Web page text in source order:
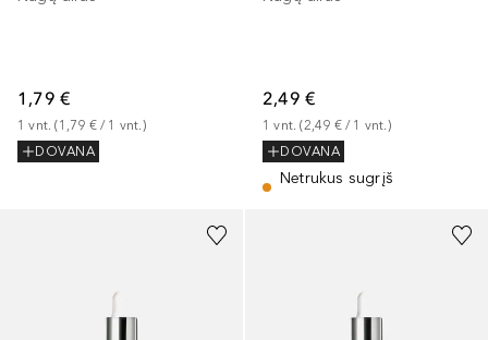
1,79 €
1 vnt. (1,79 € / 1 vnt.)
DOVANA
2,49 €
1 vnt. (2,49 € / 1 vnt.)
DOVANA
Netrukus sugrįš